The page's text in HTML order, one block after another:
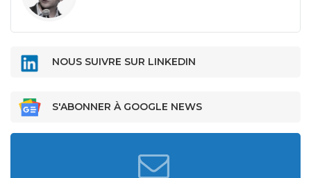
NOUS SUIVRE SUR LINKEDIN
S'ABONNER À GOOGLE NEWS